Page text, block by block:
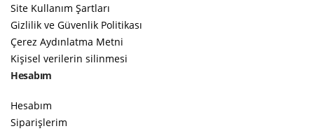
Site Kullanım Şartları
Gizlilik ve Güvenlik Politikası
Çerez Aydınlatma Metni
Kişisel verilerin silinmesi
Hesabım
Hesabım
Siparişlerim